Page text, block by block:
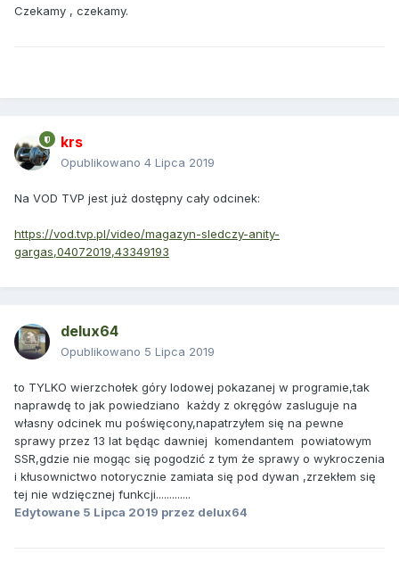
Czekamy , czekamy.
krs
Opublikowano 4 Lipca 2019
Na VOD TVP jest już dostępny cały odcinek:
https://vod.tvp.pl/video/magazyn-sledczy-anity-
gargas,04072019,43349193
delux64
Opublikowano 5 Lipca 2019
to TYLKO wierzchołek góry lodowej pokazanej w programie,tak
naprawdę to jak powiedziano każdy z okręgów zasluguje na
własny odcinek mu poświęcony,napatrzyłem się na pewne
sprawy przez 13 lat będąc dawniej komendantem powiatowym
SSR,gdzie nie mogąc się pogodzić z tym że sprawy o wykroczenia
i kłusownictwo notorycznie zamiata się pod dywan ,zrzekłem się
tej nie wdzięcznej funkcji.............
Edytowane 5 Lipca 2019 przez delux64